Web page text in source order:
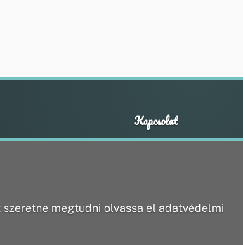
Kapcsolat
megtudni olvassa el adatvédelmi